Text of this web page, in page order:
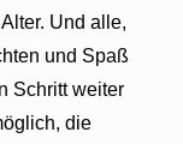
Und alle,
und Spaß
Schritt weiter
die